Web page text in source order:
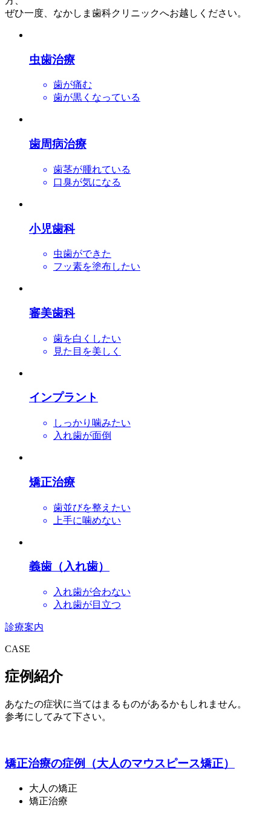
ぜひ一度、なかしま歯科クリニックへお越しください。
虫歯治療
歯が痛む
歯が黒くなっている
歯周病治療
歯茎が腫れている
口臭が気になる
小児歯科
虫歯ができた
フッ素を塗布したい
審美歯科
歯を白くしたい
見た目を美しく
インプラント
しっかり噛みたい
入れ歯が面倒
矯正治療
歯並びを整えたい
上手に噛めない
義歯（入れ歯）
入れ歯が合わない
入れ歯が目立つ
診療案内
CASE
症例紹介
あなたの症状に当てはまるものがあるかもしれません。
参考にしてみて下さい。
矯正治療の症例（大人のマウスピース矯正）
大人の矯正
矯正治療